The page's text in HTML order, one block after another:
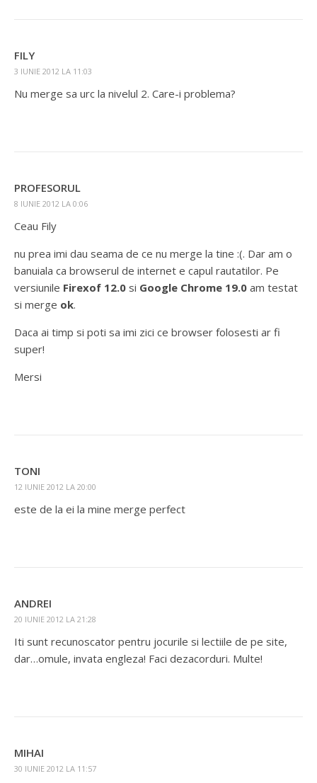
FILY
3 IUNIE 2012 LA 11:03
Nu merge sa urc la nivelul 2. Care-i problema?
PROFESORUL
8 IUNIE 2012 LA 0:06
Ceau Fily
nu prea imi dau seama de ce nu merge la tine :(. Dar am o
banuiala ca browserul de internet e capul rautatilor. Pe
versiunile Firexof 12.0 si Google Chrome 19.0 am testat
si merge ok.
Daca ai timp si poti sa imi zici ce browser folosesti ar fi
super!
Mersi
TONI
12 IUNIE 2012 LA 20:00
este de la ei la mine merge perfect
ANDREI
20 IUNIE 2012 LA 21:28
Iti sunt recunoscator pentru jocurile si lectiile de pe site,
dar…omule, invata engleza! Faci dezacorduri. Multe!
MIHAI
30 IUNIE 2012 LA 11:57